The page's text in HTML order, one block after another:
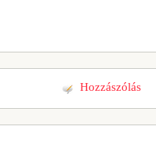
Hozzászólás